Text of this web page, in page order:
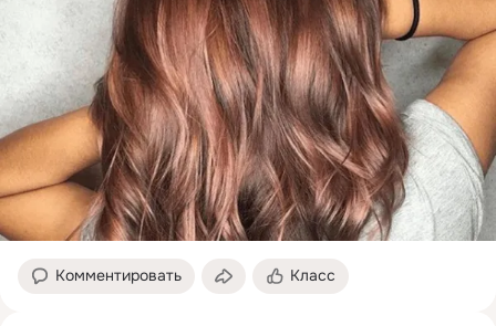
Комментировать Класс